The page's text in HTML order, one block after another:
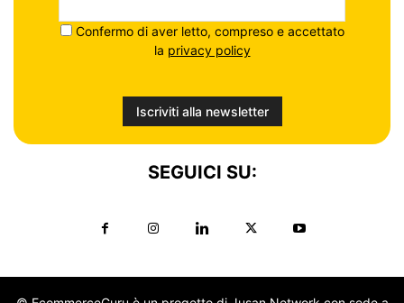
Confermo di aver letto, compreso e accettato
la privacy policy
SEGUICI SU: